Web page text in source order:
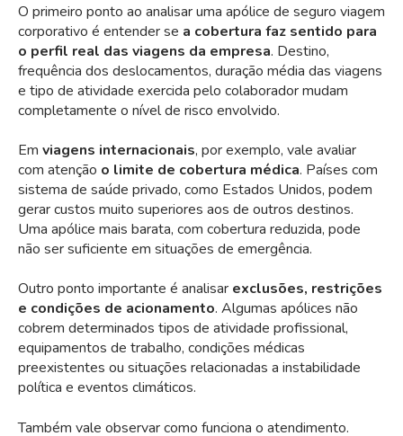
O primeiro ponto ao analisar uma apólice de seguro viagem
corporativo é entender se a cobertura faz sentido para
o perfil real das viagens da empresa. Destino,
frequência dos deslocamentos, duração média das viagens
e tipo de atividade exercida pelo colaborador mudam
completamente o nível de risco envolvido.
Em viagens internacionais, por exemplo, vale avaliar
com atenção o limite de cobertura médica. Países com
sistema de saúde privado, como Estados Unidos, podem
gerar custos muito superiores aos de outros destinos.
Uma apólice mais barata, com cobertura reduzida, pode
não ser suficiente em situações de emergência.
Outro ponto importante é analisar exclusões, restrições
e condições de acionamento. Algumas apólices não
cobrem determinados tipos de atividade profissional,
equipamentos de trabalho, condições médicas
preexistentes ou situações relacionadas a instabilidade
política e eventos climáticos.
Também vale observar como funciona o atendimento.